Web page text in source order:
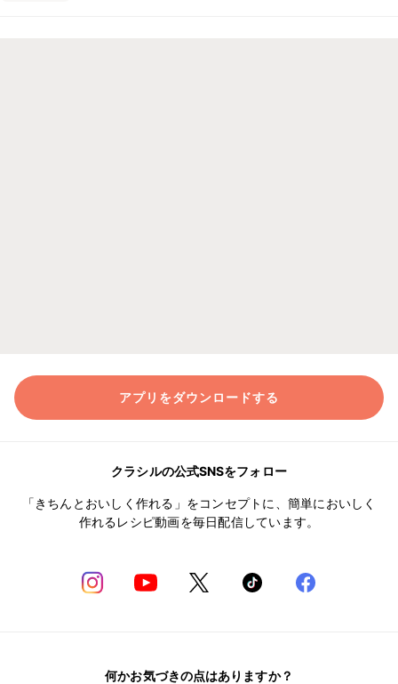
アプリをダウンロードする
クラシルの公式SNSをフォロー
「きちんとおいしく作れる」をコンセプトに、簡単においしく
作れるレシピ動画を毎日配信しています。
何かお気づきの点はありますか？